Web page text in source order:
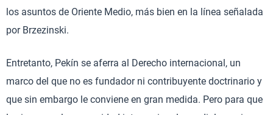
los asuntos de Oriente Medio, más bien en la línea señalada
por Brzezinski.
Entretanto, Pekín se aferra al Derecho internacional, un
marco del que no es fundador ni contribuyente doctrinario y
que sin embargo le conviene en gran medida. Pero para que